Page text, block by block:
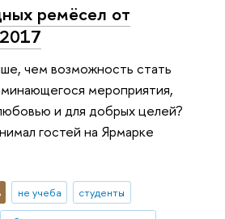
ремёсел от
чем возможность стать
мероприятия,
и для добрых целей?
гостей на Ярмарке
не учеба
студенты